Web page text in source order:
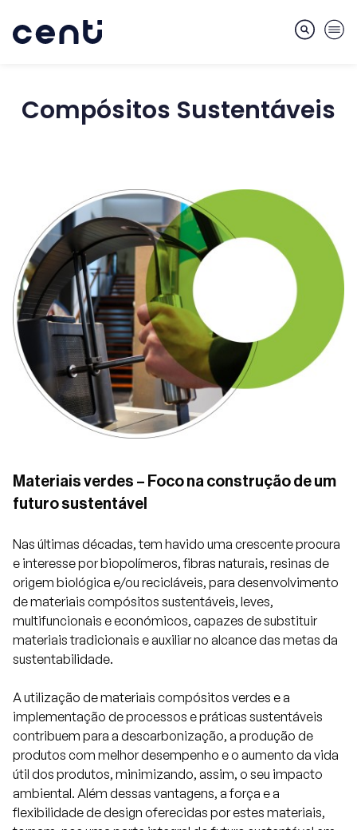
Competências
Mercados
Serviços
Projetos
Emprego
EN
Compósitos Sustentáveis
Materiais verdes – Foco na construção de um
futuro sustentável
Nas últimas décadas, tem havido uma crescente procura
e interesse por biopolímeros, fibras naturais, resinas de
origem biológica e/ou recicláveis, para desenvolvimento
de materiais compósitos sustentáveis, leves,
multifuncionais e económicos, capazes de substituir
materiais tradicionais e auxiliar no alcance das metas da
sustentabilidade.
A utilização de materiais compósitos verdes e a
implementação de processos e práticas sustentáveis
contribuem para a descarbonização, a produção de
produtos com melhor desempenho e o aumento da vida
útil dos produtos, minimizando, assim, o seu impacto
ambiental. Além dessas vantagens, a força e a
flexibilidade de design oferecidas por estes materiais,